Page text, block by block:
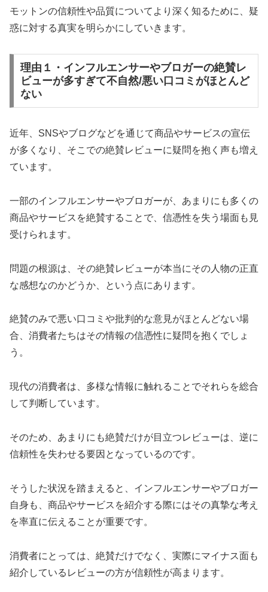
モットンの信頼性や品質についてより深く知るために、疑
惑に対する真実を明らかにしていきます。
理由１・インフルエンサーやブロガーの絶賛レ
ビューが多すぎて不自然/悪い口コミがほとんど
ない
近年、SNSやブログなどを通じて商品やサービスの宣伝
が多くなり、そこでの絶賛レビューに疑問を抱く声も増え
ています。
一部のインフルエンサーやブロガーが、あまりにも多くの
商品やサービスを絶賛することで、信憑性を失う場面も見
受けられます。
問題の根源は、その絶賛レビューが本当にその人物の正直
な感想なのかどうか、という点にあります。
絶賛のみで悪い口コミや批判的な意見がほとんどない場
合、消費者たちはその情報の信憑性に疑問を抱くでしょ
う。
現代の消費者は、多様な情報に触れることでそれらを総合
して判断しています。
そのため、あまりにも絶賛だけが目立つレビューは、逆に
信頼性を失わせる要因となっているのです。
そうした状況を踏まえると、インフルエンサーやブロガー
自身も、商品やサービスを紹介する際にはその真摯な考え
を率直に伝えることが重要です。
消費者にとっては、絶賛だけでなく、実際にマイナス面も
紹介しているレビューの方が信頼性が高まります。